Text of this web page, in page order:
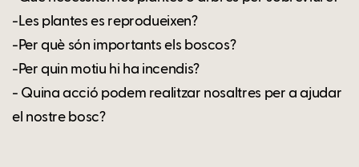
-Les plantes es reprodueixen?
-Per què són importants els boscos?
-Per quin motiu hi ha incendis?
- Quina acció podem realitzar nosaltres per a ajudar
el nostre bosc?